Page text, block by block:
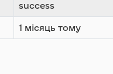
success
1 місяць тому